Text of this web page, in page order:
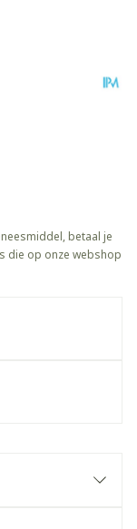
betaal je
die op onze webshop